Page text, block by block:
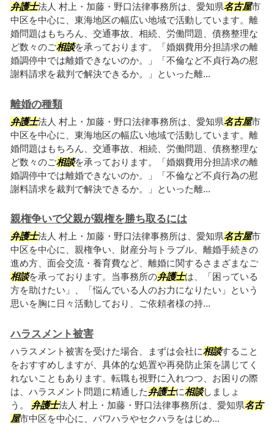
弁護士法人 村上・加藤・野口法律事務所は、愛知県名古屋市
中区を中心に、東海地区の幅広い地域で活動しています。離
婚問題はもちろん、交通事故、相続、労働問題、債務整理な
ど数々のご相談を承っております。「婚姻費用分担請求の離
婚調停中では離婚できないのか。」「不倫など不貞行為の慰
謝料請求を裁判で解決できるか。」といった離...
離婚の種類
弁護士法人 村上・加藤・野口法律事務所は、愛知県名古屋市
中区を中心に、東海地区の幅広い地域で活動しています。離
婚問題はもちろん、交通事故、相続、労働問題、債務整理な
ど数々のご相談を承っております。「婚姻費用分担請求の離
婚調停中では離婚できないのか。」「不倫など不貞行為の慰
謝料請求を裁判で解決できるか。」といった離...
親権争いで父親が親権を勝ち取るには
弁護士法人 村上・加藤・野口法律事務所は、愛知県名古屋市
中区を中心に、親権争い、財産分与トラブル、離婚手続きの
進め方、面会交流・養育費など、離婚に関するさまざまなご
相談を承っております。当事務所の弁護士は、「困っている
方を助けたい」、「悩んでいる人のお力になりたい」という
思いを胸に日々活動しており、ご依頼者様の持...
ハラスメント被害
ハラスメント被害を受けた場合、まずは会社に相談すること
をおすすめしますが、具体的な処置や再発防止策を講じてく
れないこともあります。転職も視野に入れつつ、お困りの際
は、ハラスメント問題に精通した弁護士に相談しましょ
う。 弁護士法人 村上・加藤・野口法律事務所は、愛知県名古
屋市中区を中心に、パワハラやセクハラをはじめ...